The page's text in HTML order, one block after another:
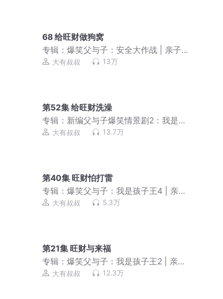
68 给旺财做狗窝
专辑：爆笑父与子：安全大作战 | 亲子
笑话 | 儿童睡前故事
大有叔叔 13万
第52集 给旺财洗澡
专辑： 新编父与子爆笑情景剧2：我是主
角 | 亲子笑话
大有叔叔 13.7万
第40集 旺财怕打雷
专辑：爆笑父与子：我是孩子王4 | 亲子
笑话 |睡前故事
大有叔叔 5.3万
第21集 旺财与来福
专辑：爆笑父与子：我是孩子王2 | 亲子
笑话 | 睡前故事
大有叔叔 12.3万